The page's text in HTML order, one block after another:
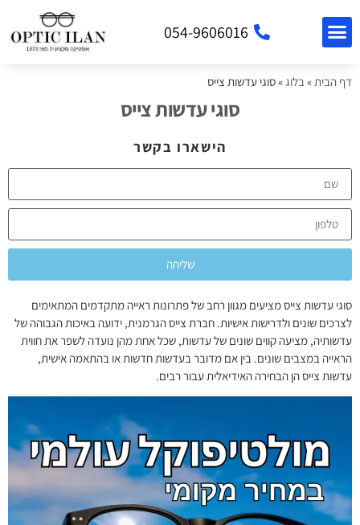
054-9606016
דף הבית » בלוג »סוגי עדשות צייס
סוגי עדשות צייס
הישארו בקשר
שליחה
סוגי עדשות צייסמציעים מגוון רחב של פתרונות ראייה מתקדמים המתאימים
לצרכים שונים ולדרישות אישיות. חברת צייס הגרמנית, ידועה באיכות הגבוהה של
עדשותיה, מציעה קווים שונים של עדשות, שכל אחת מהן נועדה לשפר את חווית
הראייה במצבים שונים. בין אם מדובר בעדשות חדשות או בהתאמה אישית,
עדשות צייס הן הבחירה האידיאלית עבור רבים.